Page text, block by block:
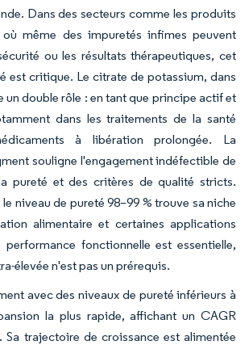
Dans des secteurs comme les produits
où même des impuretés infimes peuvent
ou les résultats thérapeutiques, cet
est critique. Le citrate de potassium, dans
un double rôle : en tant que principe actif et
dans les traitements de la santé
à libération prolongée. La
souligne l'engagement indéfectible de
pureté et des critères de qualité stricts.
niveau de pureté 98–99 % trouve sa niche
alimentaire et certaines applications
fonctionnelle est essentielle,
élevée n'est pas un prérequis.
avec des niveaux de pureté inférieurs à
la plus rapide, affichant un CAGR
Sa trajectoire de croissance est alimentée